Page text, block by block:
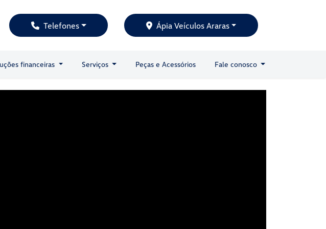
Telefones Ápia Veículos Araras
financeiras Serviços Peças e Acessórios Fale conosco